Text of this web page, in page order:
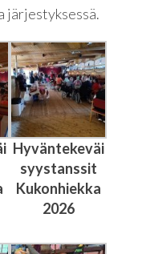
järjestyksessä.
Hyväntekeväi
syystanssit
Kukonhiekka
2026